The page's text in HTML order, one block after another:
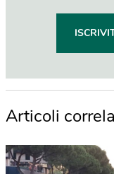
Articoli